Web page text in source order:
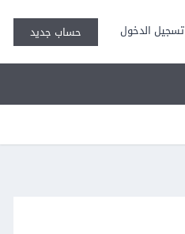
تسجيل الدخول حساب جديد